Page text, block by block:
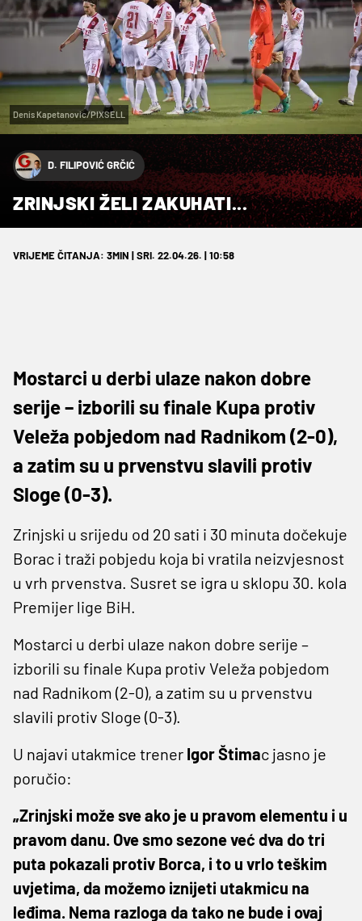
Denis Kapetanovic/PIXSELL
D. FILIPOVIĆ GRČIĆ
ZRINJSKI ŽELI ZAKUHATI...
VRIJEME ČITANJA: 3MIN | SRI. 22.04.26. | 10:58
Mostarci u derbi ulaze nakon dobre
serije – izborili su finale Kupa protiv
Veleža pobjedom nad Radnikom (2-0),
a zatim su u prvenstvu slavili protiv
Sloge (0-3).
Zrinjski u srijedu od 20 sati i 30 minuta dočekuje
Borac i traži pobjedu koja bi vratila neizvjesnost
u vrh prvenstva. Susret se igra u sklopu 30. kola
Premijer lige BiH.
Mostarci u derbi ulaze nakon dobre serije –
izborili su finale Kupa protiv Veleža pobjedom
nad Radnikom (2-0), a zatim su u prvenstvu
slavili protiv Sloge (0-3).
U najavi utakmice trener Igor Štimac jasno je
poručio:
„Zrinjski može sve ako je u pravom elementu i u
pravom danu. Ove smo sezone već dva do tri
puta pokazali protiv Borca, i to u vrlo teškim
uvjetima, da možemo iznijeti utakmicu na
leđima. Nema razloga da tako ne bude i ovaj